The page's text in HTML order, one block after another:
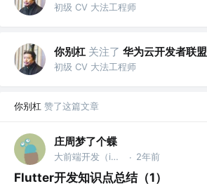
初级 CV 大法工程师
你别杠 关注了 华为云开发者联盟
初级 CV 大法工程师
你别杠 赞了这篇文章
庄周梦了个蝶
大前端开发（iOS/Flutter/uni-app） @某公司 · 2年前
Flutter开发知识点总结（1）